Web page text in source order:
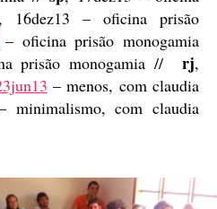
, 16dez13 – oficina prisão
– oficina prisão monogamia
prisão monogamia //rj,
– menos, com claudia
minimalismo, com claudia